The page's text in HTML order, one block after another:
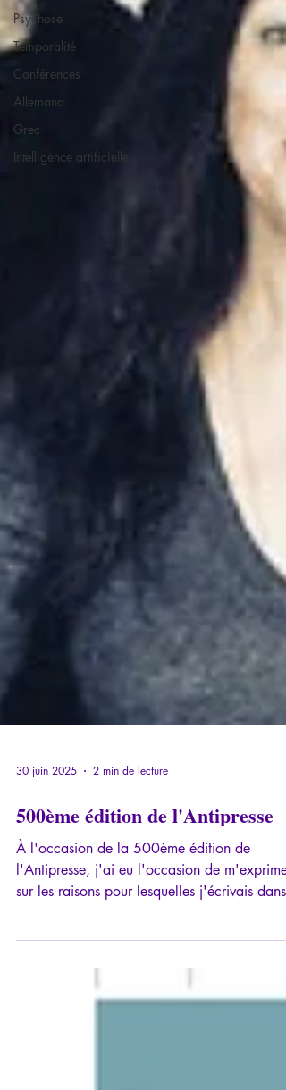
Psychose
Temporalité
Conférences
Allemand
Grec
Intelligence artificielle
500ème édition de l'Antipresse
À l'occasion de la 500ème édition de
cette revue et y restais fidèle au milieu des
violentes intempéries et dantesques péripéties